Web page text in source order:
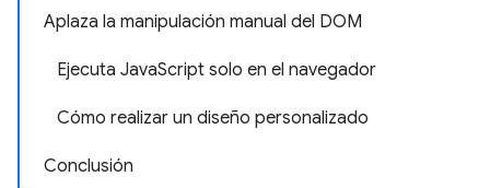
Aplaza la manipulación manual del DOM
Ejecuta JavaScript solo en el navegador
Cómo realizar un diseño personalizado
Conclusión